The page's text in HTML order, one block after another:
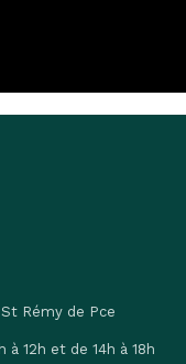
St Rémy de Pce
à 12h et de 14h à 18h